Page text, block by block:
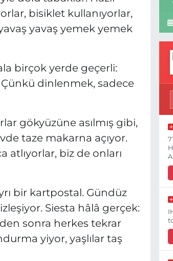
bisiklet kullanıyorlar,
yavaş yemek yemek
birçok yerde geçerli:
dinlenmek, sadece
gökyüzüne asılmış gibi,
taze makarna açıyor.
atlıyorlar, biz de onları
bir kartpostal. Gündüz
Siesta hâlâ gerçek:
sonra herkes tekrar
yiyor, yaşlılar taş